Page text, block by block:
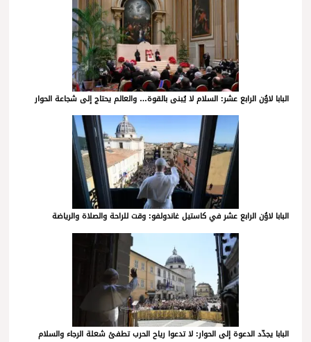
البابا لاوُن الرابع عشر: السلام لا يُبنى بالقوة… والعالم يحتاج إلى شجاعة الحوار
البابا لاوُن الرابع عشر في كاستيل غاندولفو: وقت للراحة والصلاة والرياضة
البابا يجدّد الدعوة إلى الحوار: لا تدعوا رياح الحرب تطفئ شعلة الرجاء والسلام